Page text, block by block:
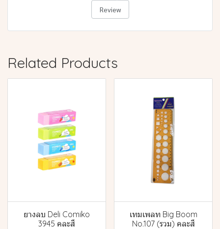
Review
Related Products
ยางลบ Deli Comiko
3945 คละสี
เทมเพลท Big Boom
No.107 (รวม) คละสี